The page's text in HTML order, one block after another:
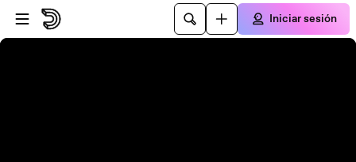
Saltar al reproductor
Saltar al contenido principal
Iniciar sesión